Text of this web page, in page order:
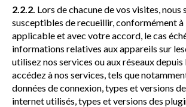
2.2.2. Lors de chacune de vos visites, nous
susceptibles de recueillir, conformément
applicable et avec votre accord, le cas
informations relatives aux appareils sur
utilisez nos services ou aux réseaux depuis
accédez à nos services, tels que
données de connexion, types et versions
internet utilisés, types et versions des